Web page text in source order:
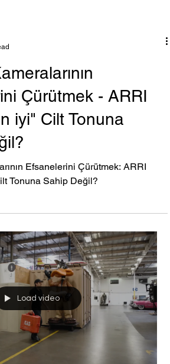
Çürütmek - ARRI
iyi" Cilt Tonuna
Tonuna Sahip Değil?
Load video